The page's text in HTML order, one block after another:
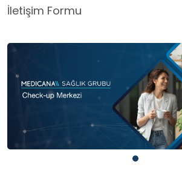
İletişim Formu